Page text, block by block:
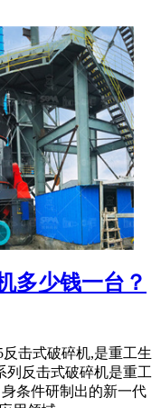
多少钱一台？
反击式破碎机,是重工生
列反击式破碎机是重工
条件研制出的新一代